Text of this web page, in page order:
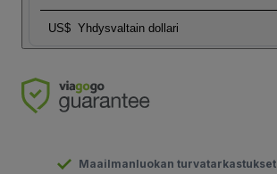
US$ Yhdysvaltain dollari
Maailmanluokan turvatarkastukset